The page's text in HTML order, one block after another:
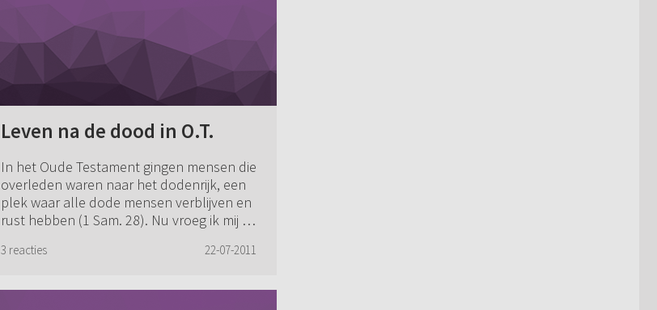
Leven na de dood in O.T.
In het Oude Testament gingen mensen die
overleden waren naar het dodenrijk, een
plek waar alle dode mensen verblijven en
rust hebben (1 Sam. 28). Nu vroeg ik mij af
3 reacties 22-07-2011